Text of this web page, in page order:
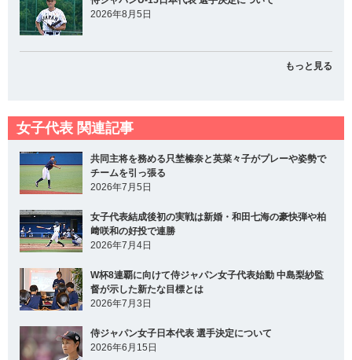
2026年8月5日
もっと見る
女子代表 関連記事
共同主将を務める只埜榛奈と英菜々子がプレーや姿勢で
チームを引っ張る
2026年7月5日
女子代表結成後初の実戦は新婚・和田七海の豪快弾や柏
﨑咲和の好投で連勝
2026年7月4日
W杯8連覇に向けて侍ジャパン女子代表始動 中島梨紗監
督が示した新たな目標とは
2026年7月3日
侍ジャパン女子日本代表 選手決定について
2026年6月15日